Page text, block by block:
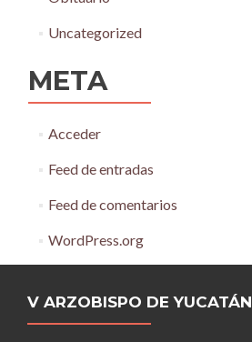
Uncategorized
META
Acceder
Feed de entradas
Feed de comentarios
WordPress.org
V ARZOBISPO DE YUCATÁN